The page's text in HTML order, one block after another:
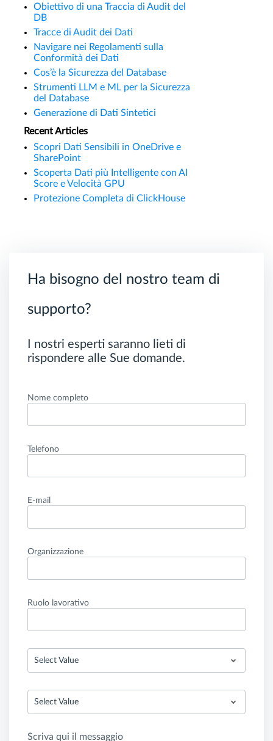
Obiettivo di una Traccia di Audit del
DB
Tracce di Audit dei Dati
Navigare nei Regolamenti sulla
Conformità dei Dati
Cos’è la Sicurezza del Database
Strumenti LLM e ML per la Sicurezza
del Database
Generazione di Dati Sintetici
Recent Articles
Scopri Dati Sensibili in OneDrive e
SharePoint
Scoperta Dati più Intelligente con AI
Score e Velocità GPU
Protezione Completa di ClickHouse
Ha bisogno del nostro team di
supporto?
I nostri esperti saranno lieti di
rispondere alle Sue domande.
Nome completo
Telefono
E-mail
Organizzazione
Ruolo lavorativo
Select Value
Select Value
Scriva qui il messaggio